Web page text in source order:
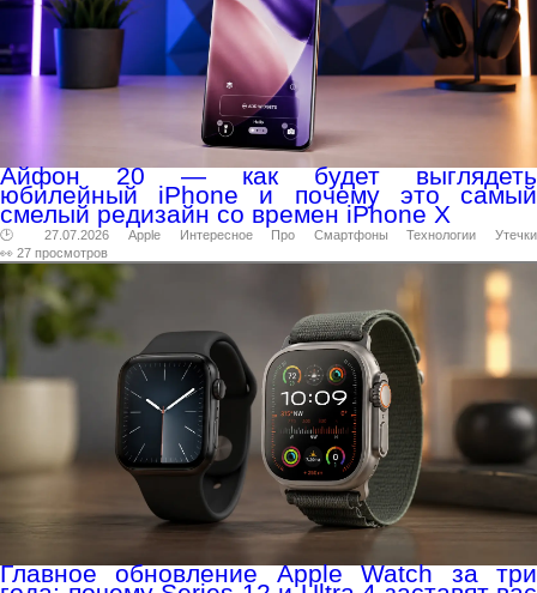
Айфон 20 — как будет выглядеть
юбилейный iPhone и почему это самый
смелый редизайн со времен iPhone X
🕑 27.07.2026 Apple Интересное Про Смартфоны Технологии
Утечки
👀 27 просмотров
Главное обновление Apple Watch за три